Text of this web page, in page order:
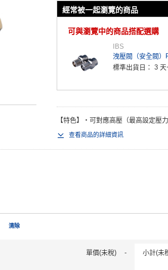
經常被一起瀏覽的商品
可與瀏覽中的商品搭配選購
IBS
洩壓閥（安全閥）
標準出貨日： 3 天
【特色】・可對應高壓（最高設定壓
查看商品的詳細資訊
清除
單價(未稅) - 小計(未